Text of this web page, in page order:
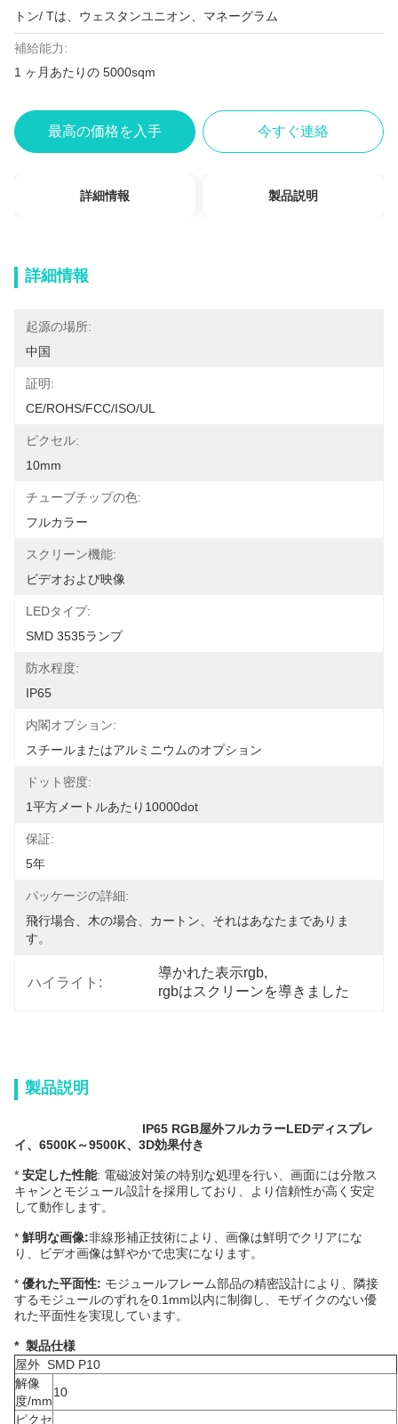
トン/ Tは、ウェスタンユニオン、マネーグラム
補給能力:
1 ヶ月あたりの 5000sqm
最高の価格を入手 今すぐ連絡
詳細情報 製品説明
詳細情報
起源の場所:
中国
証明:
CE/ROHS/FCC/ISO/UL
ピクセル:
10mm
チューブチップの色:
フルカラー
スクリーン機能:
ビデオおよび映像
LEDタイプ:
SMD 3535ランプ
防水程度:
IP65
内閣オプション:
スチールまたはアルミニウムのオプション
ドット密度:
1平方メートルあたり10000dot
保証:
5年
パッケージの詳細:
飛行場合、木の場合、カートン、それはあなたまでありま
す。
ハイライト:
導かれた表示rgb,
rgbはスクリーンを導きました
製品説明
IP65 RGB屋外フルカラーLEDディスプレ
イ、6500K～9500K、3D効果付き
* 安定した性能: 電磁波対策の特別な処理を行い、画面には分散ス
キャンとモジュール設計を採用しており、より信頼性が高く安定
して動作します。
* 鮮明な画像:非線形補正技術により、画像は鮮明でクリアにな
り、ビデオ画像は鮮やかで忠実になります。
* 優れた平面性: モジュールフレーム部品の精密設計により、隣接
するモジュールのずれを0.1mm以内に制御し、モザイクのない優
れた平面性を実現しています。
* 製品仕様
屋外 SMD P10
解像
度/mm
10
ピクセ